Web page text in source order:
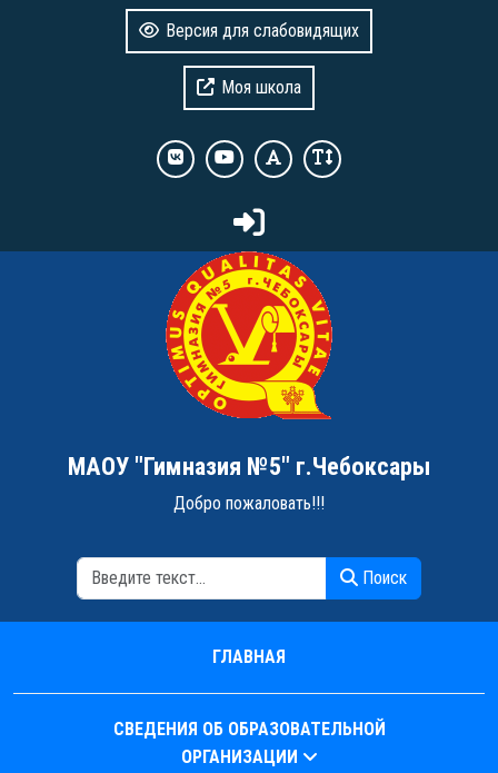
Версия для слабовидящих
Моя школа
МАОУ "Гимназия №5" г.Чебоксары
Добро пожаловать!!!
Поиск
ГЛАВНАЯ
СВЕДЕНИЯ ОБ ОБРАЗОВАТЕЛЬНОЙ
ОРГАНИЗАЦИИ